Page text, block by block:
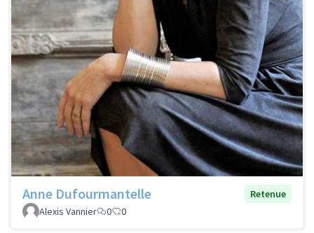
Anne Dufourmantelle
Retenue
Alexis Vannier
0 0